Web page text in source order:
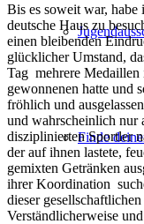
Finde
Bis es soweit war, habe
deutsche Haus zu
einen bleibenden
glücklicher Umstand,
Tag mehrere
gewonnenen hatte und
fröhlich und
und wahrscheinlich nur
disziplinierten Sportler
der auf ihnen lastete,
gemixten Getränken
ihrer Koordination
dieser
Verständlicherweise